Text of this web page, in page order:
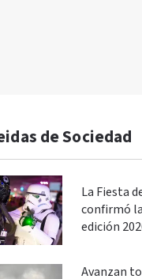
de Sociedad
La Fiesta
confirmó
edición
Avanzan